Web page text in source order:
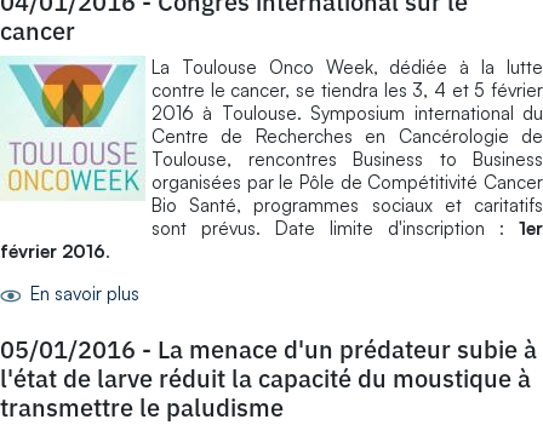
cancer
La Toulouse Onco Week, dédiée à la lutte
contre le cancer, se tiendra les 3, 4 et 5 février
2016 à Toulouse. Symposium international du
Centre de Recherches en Cancérologie de
Toulouse, rencontres Business to Business
organisées par le Pôle de Compétitivité Cancer
Bio Santé, programmes sociaux et caritatifs
sont prévus. Date limite d'inscription : 1er
février 2016.
En savoir plus
05/01/2016 - La menace d'un prédateur subie à
l'état de larve réduit la capacité du moustique à
transmettre le paludisme